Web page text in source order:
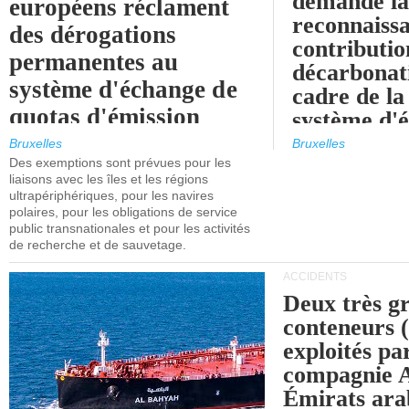
européens réclament
des dérogations
permanentes au
système d'échange de
quotas d'émission
maritimes de l'UE
après 2030.
Bruxelles
Des exemptions sont prévues pour les
liaisons avec les îles et les régions
ultrapériphériques, pour les navires
polaires, pour les obligations de service
public transnationales et pour les activités
de recherche et de sauvetage.
cadre de
système
quotas
Bruxelles
ACCIDENTS
Deux très
conteneurs
exploités
compagnie
Émirats